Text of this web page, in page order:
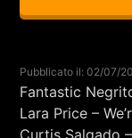
MIZZU
RCA - Radio
Pubblicato il: 02/07/
Fantastic
Lara Price –
Curtis Salgado